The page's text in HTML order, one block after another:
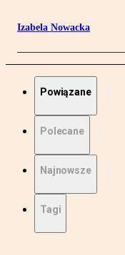
Izabela Nowacka
Powiązane
Polecane
Najnowsze
Tagi